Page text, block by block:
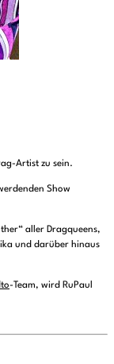
Artist zu sein.
Show
aller Dragqueens,
und darüber hinaus
-Team, wird RuPaul